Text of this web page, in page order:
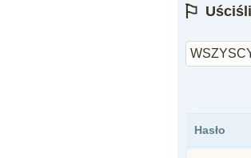
⚐
Hasło